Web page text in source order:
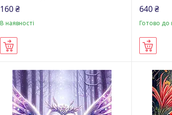
160 ₴
В наявності
640 ₴
Готово до